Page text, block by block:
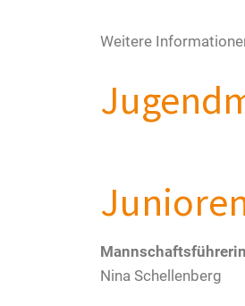
Weitere
Mannschaftsführerin
Nina Schellenberg